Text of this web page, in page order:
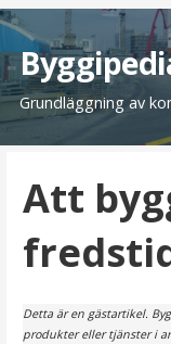
H
o
p
p Grundläggning av
Att
Detta är en gästartikel.
produkter eller tjänster i